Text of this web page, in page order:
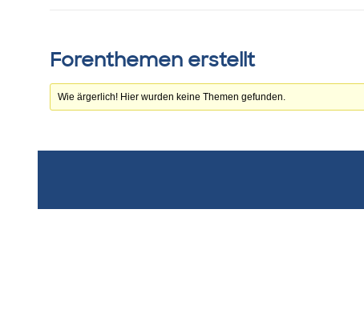
Forenthemen erstellt
Wie ärgerlich! Hier wurden keine Themen gefunden.